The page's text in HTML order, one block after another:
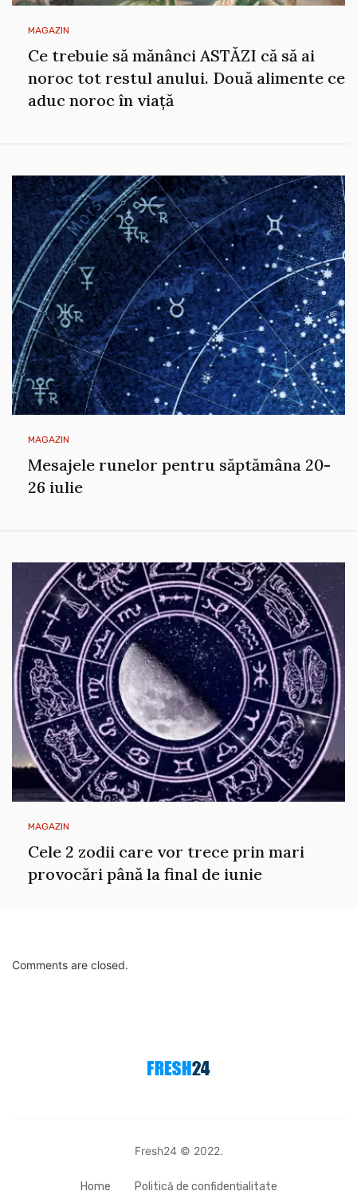
MAGAZIN
Ce trebuie să mănânci ASTĂZI că să ai
noroc tot restul anului. Două alimente ce
aduc noroc în viață
MAGAZIN
Mesajele runelor pentru săptămâna 20-
26 iulie
MAGAZIN
Cele 2 zodii care vor trece prin mari
provocări până la final de iunie
Comments are closed.
Fresh24 © 2022.
Home Politică de confidențialitate